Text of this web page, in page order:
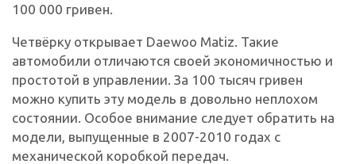
100 000 гривен.
Четвёрку открывает Daewoo Matiz. Такие
автомобили отличаются своей экономичностью и
простотой в управлении. За 100 тысяч гривен
можно купить эту модель в довольно неплохом
состоянии. Особое внимание следует обратить на
модели, выпущенные в 2007-2010 годах с
механической коробкой передач.